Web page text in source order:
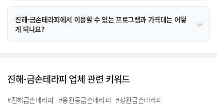
진해-금손테라피에서 이용할 수 있는 프로그램과 가격대는 어떻
게 되나요?
진해-금손테라피 업체 관련 키워드
#진해금손테라피 #용원동금손테라피 #창원금손테라피